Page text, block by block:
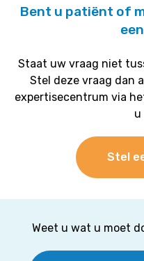
Bent u patiënt of
Staat uw vraag niet
Stel deze vraag dan
expertisecentrum via
u
Stel
Weet u wat u moet